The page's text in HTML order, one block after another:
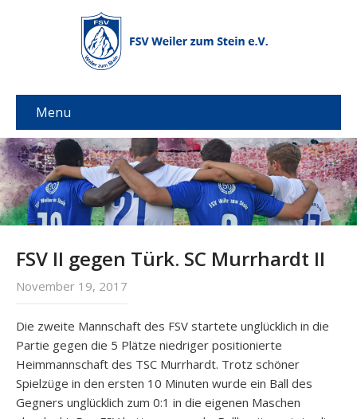
Menu
FSV II gegen Türk. SC Murrhardt II
November 19, 2017
Die zweite Mannschaft des FSV startete unglücklich in die
Partie gegen die 5 Plätze niedriger positionierte
Heimmannschaft des TSC Murrhardt. Trotz schöner
Spielzüge in den ersten 10 Minuten wurde ein Ball des
Gegners unglücklich zum 0:1 in die eigenen Maschen